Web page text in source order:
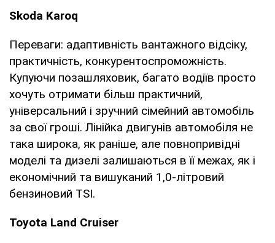
Skoda Karoq
Переваги: адаптивність вантажного відсіку,
практичність, конкурентоспроможність.
Купуючи позашляховик, багато водіїв просто
хочуть отримати більш практичний,
універсальний і зручний сімейний автомобіль
за свої гроші. Лінійка двигунів автомобіля не
така широка, як раніше, але повнопривідні
моделі та дизелі залишаються в її межах, як і
економічний та вишуканий 1,0-літровий
бензиновий TSI.
Toyota Land Cruiser